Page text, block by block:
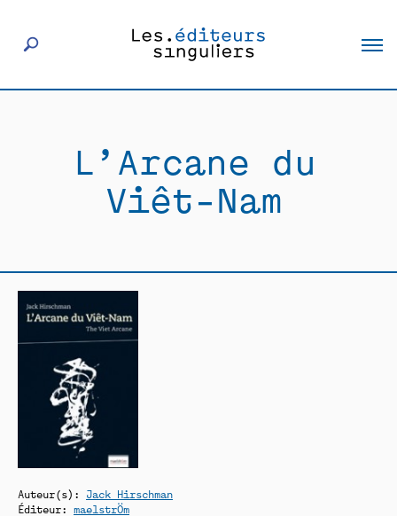
Éditeurs
Actualités
Rencontres
L’Arcane du
Viêt-Nam
Auteur(s): Jack Hirschman
Éditeur: maelstrÖm